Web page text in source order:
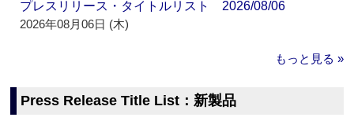
プレスリリース・タイトルリスト 2026/08/06
2026年08月06日 (木)
もっと見る »
Press Release Title List：新製品